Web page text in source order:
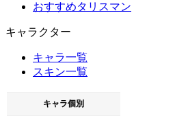
おすすめタリスマン
キャラクター
キャラ一覧
スキン一覧
キャラ個別